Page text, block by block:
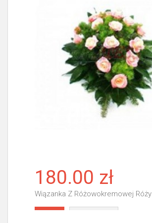
180.00 zł
Wiązanka Z Różowokremowej Róży